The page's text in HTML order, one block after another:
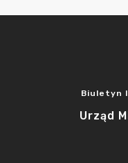
Biuletyn
Urząd